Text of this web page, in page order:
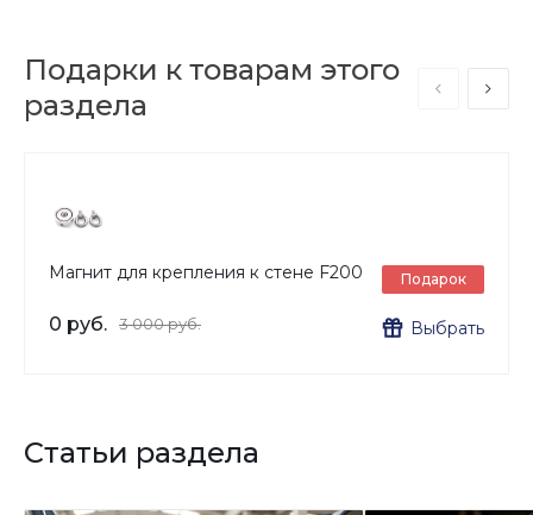
Подарки к товарам этого
раздела
Магнит для крепления к стене F200
0 руб. 3 000 руб.
Подарок
Выбрать
Статьи раздела